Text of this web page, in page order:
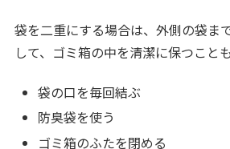
袋を二重にする場合は、外側の袋ま
して、ゴミ箱の中を清潔に保つこと
袋の口を毎回結ぶ
防臭袋を使う
ゴミ箱のふたを閉める